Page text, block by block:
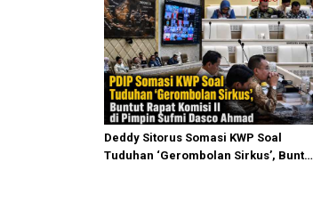
Deddy Sitorus Somasi KWP Soal
Tuduhan ‘Gerombolan Sirkus’, Buntut